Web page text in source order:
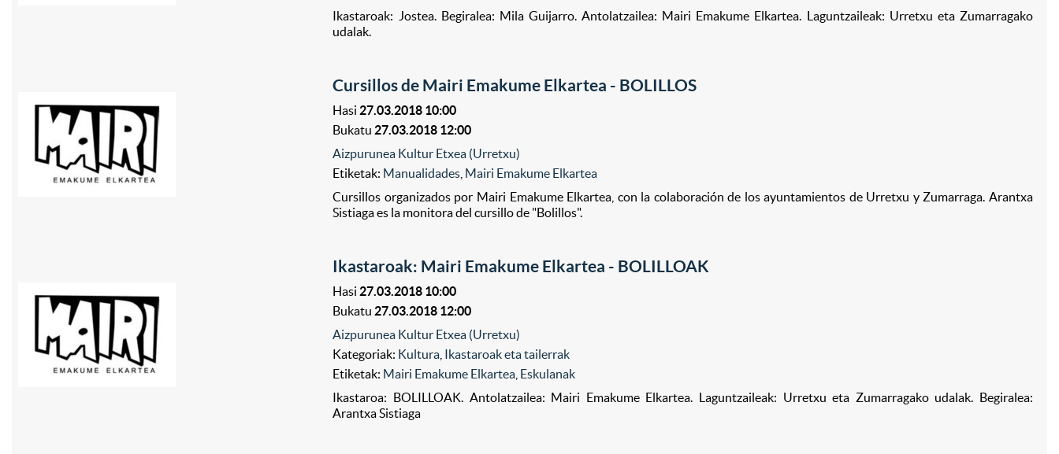
Ikastaroak: Jostea. Begiralea: Mila Guijarro. Antolatzailea: Mairi Emakume Elkartea. Laguntzaileak: Urretxu eta Zumarragako
udalak.
Cursillos de Mairi Emakume Elkartea - BOLILLOS
Hasi 27.03.2018 10:00
Bukatu 27.03.2018 12:00
Aizpurunea Kultur Etxea (Urretxu)
Etiketak: Manualidades Mairi Emakume Elkartea
Cursillos organizados por Mairi Emakume Elkartea, con la colaboración de los ayuntamientos de Urretxu y Zumarraga. Arantxa
Sistiaga es la monitora del cursillo de "Bolillos".
Ikastaroak: Mairi Emakume Elkartea - BOLILLOAK
Hasi 27.03.2018 10:00
Bukatu 27.03.2018 12:00
Aizpurunea Kultur Etxea (Urretxu)
Kategoriak: Kultura Ikastaroak eta tailerrak
Etiketak: Mairi Emakume Elkartea Eskulanak
Ikastaroa: BOLILLOAK. Antolatzailea: Mairi Emakume Elkartea. Laguntzaileak: Urretxu eta Zumarragako udalak. Begiralea:
Arantxa Sistiaga